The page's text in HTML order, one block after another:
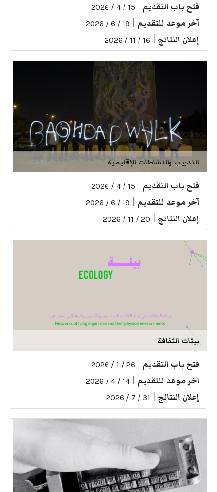
فتح باب التقديم 15 / 4 / 2026
آخر موعد للتقديم 19 / 6 / 2026
إعلان النتائج 16 / 11 / 2026
التدريب والنشاطات الإقليمية
فتح باب التقديم 15 / 4 / 2026
آخر موعد للتقديم 19 / 6 / 2026
إعلان النتائج 20 / 11 / 2026
بيئات الثقافة
فتح باب التقديم 26 / 1 / 2026
آخر موعد للتقديم 14 / 4 / 2026
إعلان النتائج 31 / 7 / 2026